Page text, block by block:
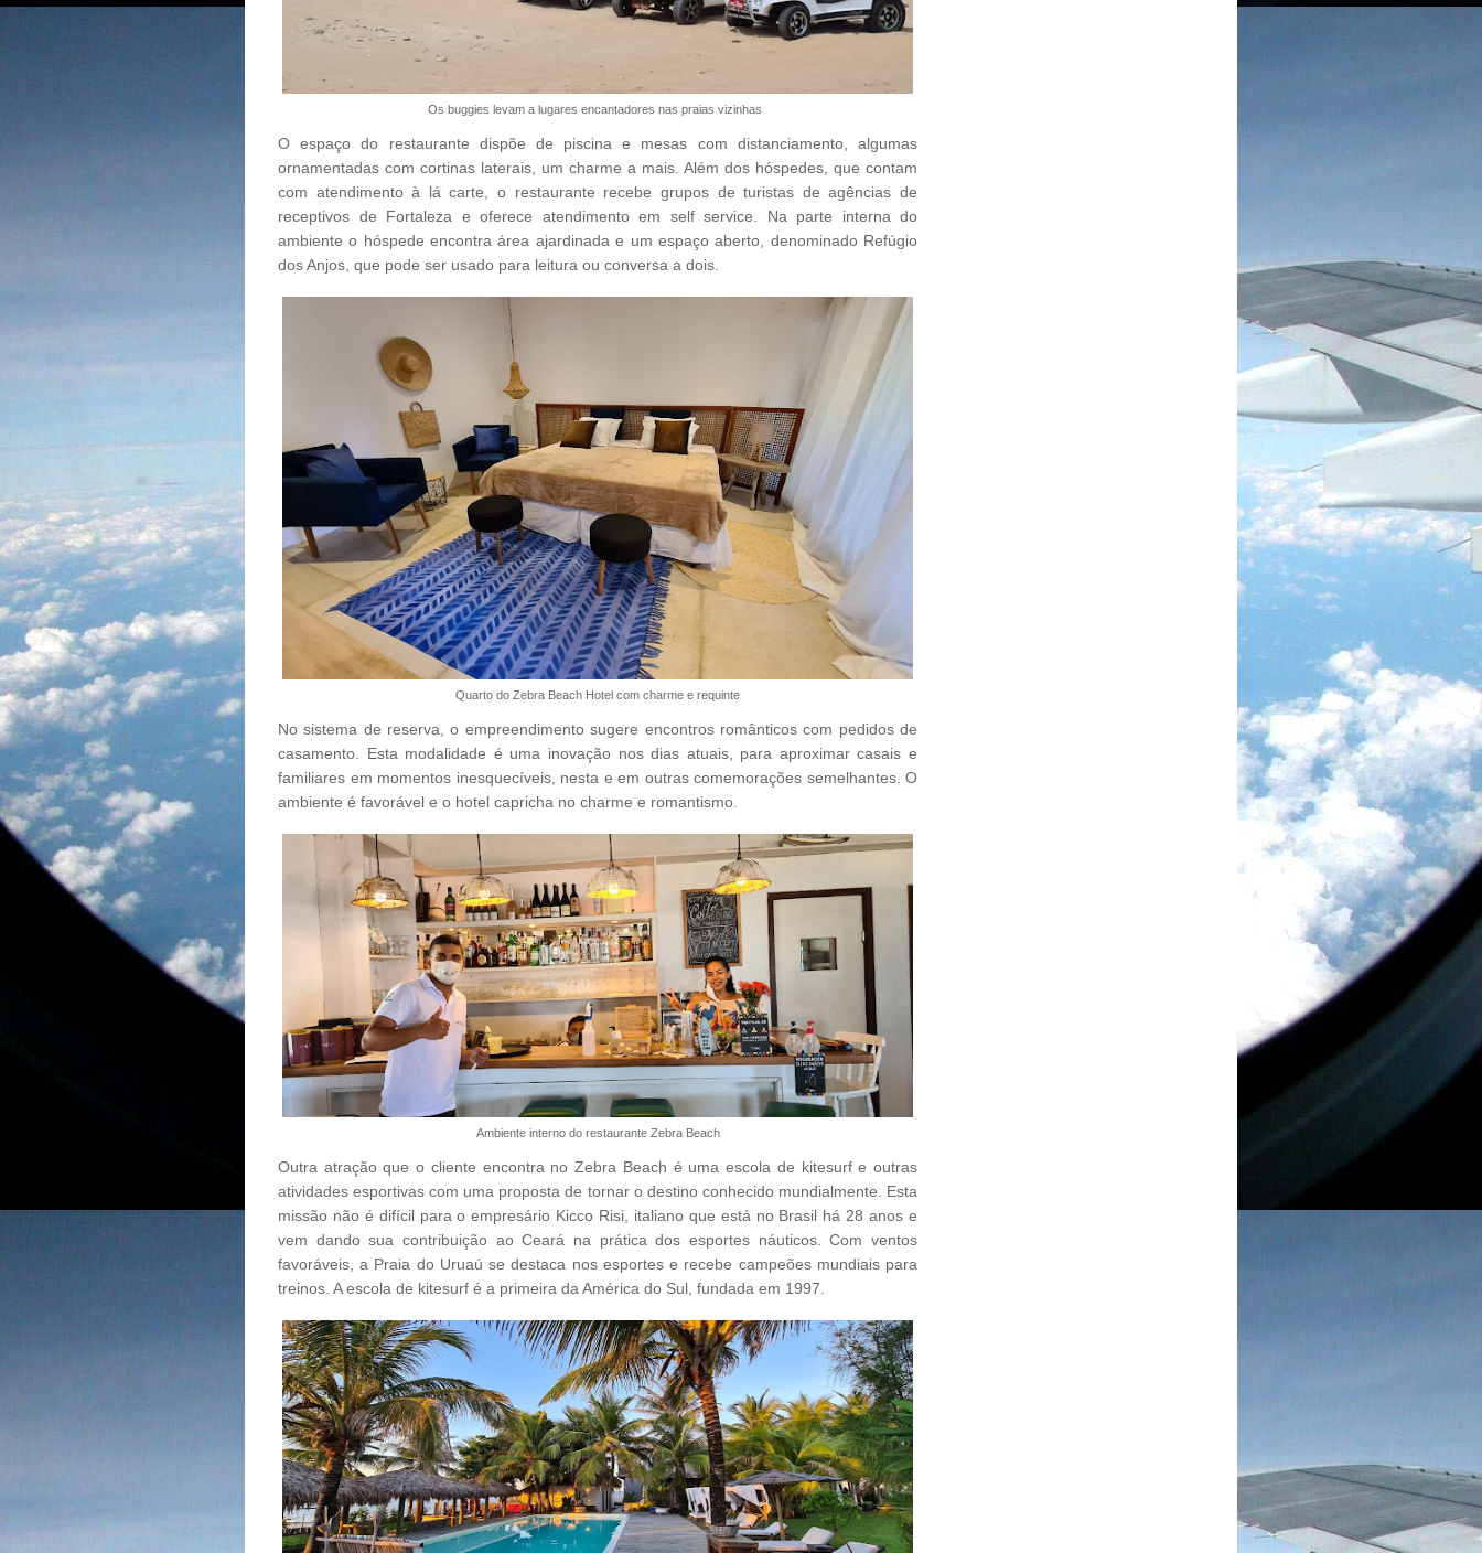
Os buggies levam a lugares encantadores nas praias vizinhas
O espaço do restaurante dispõe de piscina e mesas com distanciamento, algumas
ornamentadas com cortinas laterais, um charme a mais. Além dos hóspedes, que contam
com atendimento à lá carte, o restaurante recebe grupos de turistas de agências de
receptivos de Fortaleza e oferece atendimento em self service. Na parte interna do
ambiente o hóspede encontra área ajardinada e um espaço aberto, denominado Refúgio
dos Anjos, que pode ser usado para leitura ou conversa a dois.
Quarto do Zebra Beach Hotel com charme e requinte
No sistema de reserva, o empreendimento sugere encontros românticos com pedidos de
casamento. Esta modalidade é uma inovação nos dias atuais, para aproximar casais e
familiares em momentos inesquecíveis, nesta e em outras comemorações semelhantes. O
ambiente é favorável e o hotel capricha no charme e romantismo.
Ambiente interno do restaurante Zebra Beach
Outra atração que o cliente encontra no Zebra Beach é uma escola de kitesurf e outras
atividades esportivas com uma proposta de tornar o destino conhecido mundialmente. Esta
missão não é difícil para o empresário Kicco Risi, italiano que está no Brasil há 28 anos e
vem dando sua contribuição ao Ceará na prática dos esportes náuticos. Com ventos
favoráveis, a Praia do Uruaú se destaca nos esportes e recebe campeões mundiais para
treinos. A escola de kitesurf é a primeira da América do Sul, fundada em 1997.